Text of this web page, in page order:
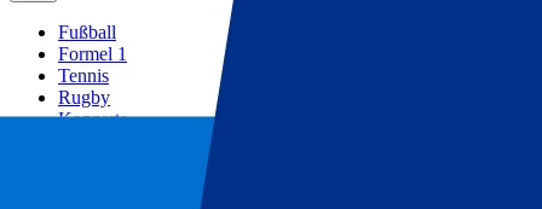
Fußball
Formel 1
Tennis
Rugby
Konzerte